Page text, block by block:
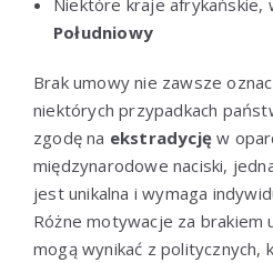
Południowy
Brak umowy nie zawsze
niektórych przypadkach
zgodę na ekstradycję w
międzynarodowe naciski,
jest unikalna i wymaga
Różne motywacje za brakiem
mogą wynikać z politycznych,